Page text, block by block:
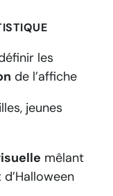
les
de l’affiche
jeunes
mêlant